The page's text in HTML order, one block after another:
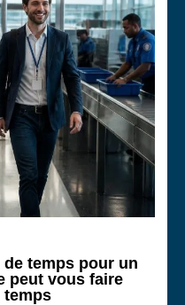
temps pour un
peut vous faire
temps